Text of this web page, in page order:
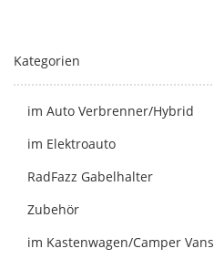
Kategorien
im Auto Verbrenner/Hybrid
im Elektroauto
RadFazz Gabelhalter
Zubehör
im Kastenwagen/Camper Vans